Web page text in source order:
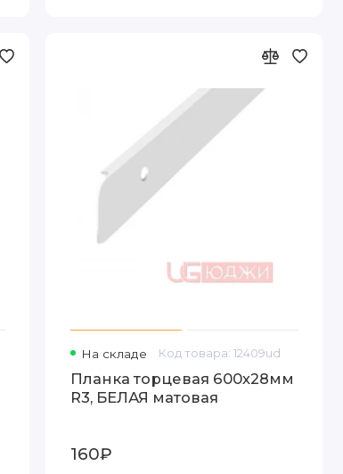
На складе Код товара: 12409ud
Планка торцевая 600х28мм
R3, БЕЛАЯ матовая
160₽